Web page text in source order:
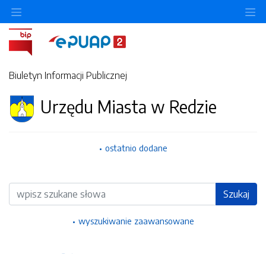
Biuletyn Informacji Publicznej
Urzędu Miasta w Redzie
ostatnio dodane
Wyszukiwarka Szukaj
wyszukiwanie zaawansowane